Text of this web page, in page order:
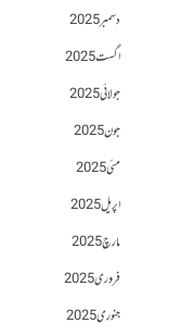
دسمبر 2025
اگست 2025
جولائی 2025
جون 2025
مئی 2025
اپریل 2025
مارچ 2025
فروری 2025
جنوری 2025